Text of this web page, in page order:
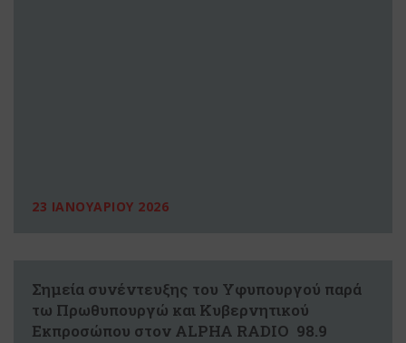
23 ΙΑΝΟΥΑΡΙΟΥ 2026
Σημεία συνέντευξης του Υφυπουργού παρά
τω Πρωθυπουργώ και Κυβερνητικού
Εκπροσώπου στον ALPHA RADIO 98.9